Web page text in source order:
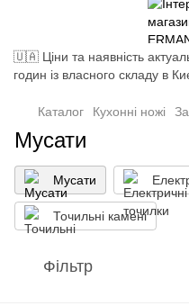
🇺🇦 Ціни та наявність
годин із власного складу в
Каталог Кухонні ножі
Мусати
Мусати
Точильні камені
Фільтр